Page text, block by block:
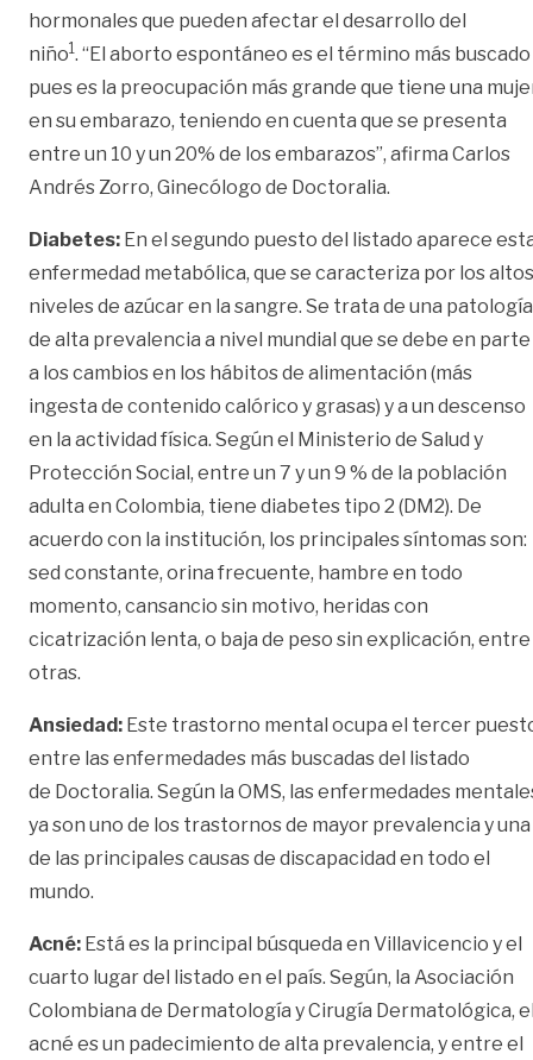
hormonales que pueden afectar el desarrollo del
niño1. “El aborto espontáneo es el término más buscado
pues es la preocupación más grande que tiene una
en su embarazo, teniendo en cuenta que se presenta
entre un 10 y un 20% de los embarazos”, afirma Carlos
Andrés Zorro, Ginecólogo de Doctoralia.
Diabetes: En el segundo puesto del listado aparece
enfermedad metabólica, que se caracteriza por los altos
niveles de azúcar en la sangre. Se trata de una patología
de alta prevalencia a nivel mundial que se debe en parte
a los cambios en los hábitos de alimentación (más
ingesta de contenido calórico y grasas) y a un descenso
en la actividad física. Según el Ministerio de Salud y
Protección Social, entre un 7 y un 9 % de la población
adulta en Colombia, tiene diabetes tipo 2 (DM2). De
acuerdo con la institución, los principales síntomas son:
sed constante, orina frecuente, hambre en todo
momento, cansancio sin motivo, heridas con
cicatrización lenta, o baja de peso sin explicación, entre
otras.
Ansiedad: Este trastorno mental ocupa el tercer
entre las enfermedades más buscadas del listado
de Doctoralia. Según la OMS, las enfermedades
ya son uno de los trastornos de mayor prevalencia y una
de las principales causas de discapacidad en todo el
mundo.
Acné: Está es la principal búsqueda en Villavicencio y el
cuarto lugar del listado en el país. Según, la Asociación
Colombiana de Dermatología y Cirugía Dermatológica,
acné es un padecimiento de alta prevalencia, y entre el